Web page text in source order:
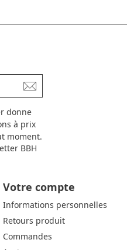
donne
à prix
moment.
BBH
Votre compte
Informations personnelles
Retours produit
Commandes